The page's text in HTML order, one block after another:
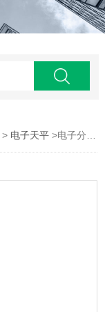
> 电子天平 >电子分析天平